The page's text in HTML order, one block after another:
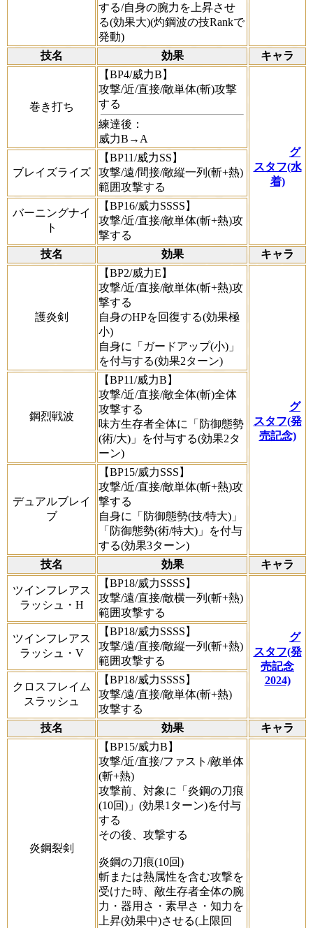
する/自身の腕力を上昇させ
る(効果大)(灼鋼波の技Rankで
発動)
技名
効果 キャラ
巻き打ち
【BP4/威力B】
攻撃/近/直接/敵単体(斬)攻撃
する
練達後：
威力B→A
グ
スタフ(水
着)
ブレイズライズ
【BP11/威力SS】
攻撃/遠/間接/敵縦一列(斬+熱)
範囲攻撃する
バーニングナイ
ト
【BP16/威力SSSS】
攻撃/近/直接/敵単体(斬+熱)攻
撃する
技名
効果 キャラ
護炎剣
【BP2/威力E】
攻撃/近/直接/敵単体(斬+熱)攻
撃する
自身のHPを回復する(効果極
小)
自身に「ガードアップ(小)」
を付与する(効果2ターン)
グ
スタフ(発
売記念)
鋼烈戦波
【BP11/威力B】
攻撃/近/直接/敵全体(斬)全体
攻撃する
味方生存者全体に「防御態勢
(術/大)」を付与する(効果2タ
ーン)
デュアルブレイ
ブ
【BP15/威力SSS】
攻撃/近/直接/敵単体(斬+熱)攻
撃する
自身に「防御態勢(技/特大)」
「防御態勢(術/特大)」を付与
する(効果3ターン)
技名
効果 キャラ
ツインフレアス
ラッシュ・H
【BP18/威力SSSS】
攻撃/遠/直接/敵横一列(斬+熱)
範囲攻撃する
グ
スタフ(発
売記念
2024)
ツインフレアス
ラッシュ・V
【BP18/威力SSSS】
攻撃/遠/直接/敵縦一列(斬+熱)
範囲攻撃する
クロスフレイム
スラッシュ
【BP18/威力SSSS】
攻撃/遠/直接/敵単体(斬+熱)
攻撃する
技名
効果 キャラ
炎鋼裂剣
【BP15/威力B】
攻撃/近/直接/ファスト/敵単体
(斬+熱)
攻撃前、対象に「炎鋼の刀痕
(10回)」(効果1ターン)を付与
する
その後、攻撃する
炎鋼の刀痕(10回)
斬または熱属性を含む攻撃を
受けた時、敵生存者全体の腕
力・器用さ・素早さ・知力を
上昇(効果中)させる(上限回